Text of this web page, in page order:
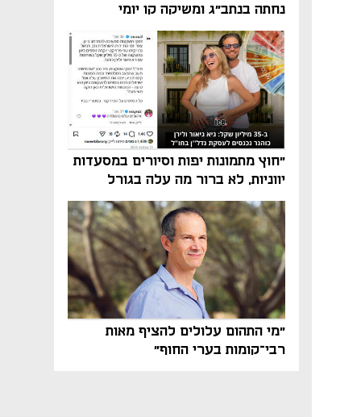
נחתה בנתב"ג ומשיקה קו יומי
"חוץ מתמונות יפות וסיורים במסעדות
יווניות, לא ברור מה עלה בגורל
פרויקט הנדל"ן"
"מי התהום עלולים להציף מאות
רבי־קומות בערי החוף"